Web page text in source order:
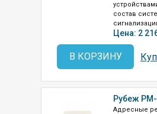
состав
Цена: 2
В КОРЗИНУ
Рубеж
Адресные